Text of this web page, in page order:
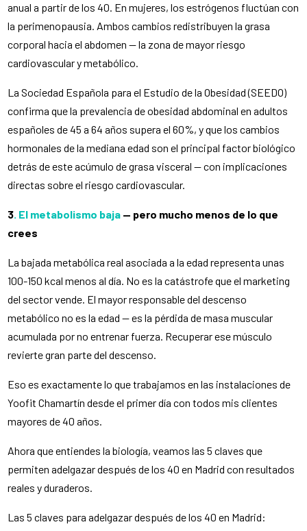
anual a partir de los 40. En mujeres, los estrógenos fluctúan con
la perimenopausia. Ambos cambios redistribuyen la grasa
corporal hacia el abdomen — la zona de mayor riesgo
cardiovascular y metabólico.
La Sociedad Española para el Estudio de la Obesidad (SEEDO)
confirma que la prevalencia de obesidad abdominal en adultos
españoles de 45 a 64 años supera el 60%, y que los cambios
hormonales de la mediana edad son el principal factor biológico
detrás de este acúmulo de grasa visceral — con implicaciones
directas sobre el riesgo cardiovascular.
3 . El metabolismo baja — pero mucho menos de lo que
crees
La bajada metabólica real asociada a la edad representa unas
100-150 kcal menos al día. No es la catástrofe que el marketing
del sector vende. El mayor responsable del descenso
metabólico no es la edad — es la pérdida de masa muscular
acumulada por no entrenar fuerza. Recuperar ese músculo
revierte gran parte del descenso.
Eso es exactamente lo que trabajamos en las instalaciones de
Yoofit Chamartín desde el primer día con todos mis clientes
mayores de 40 años.
Ahora que entiendes la biología, veamos las 5 claves que
permiten adelgazar después de los 40 en Madrid con resultados
reales y duraderos.
Las 5 claves para adelgazar después de los 40 en Madrid: